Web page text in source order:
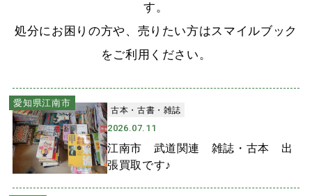
す。
処分にお困りの方や、売りたい方はスマイルブック
をご利用ください。
愛知県江南市
古本・古書・雑誌
2026.07.11
江南市 武道関連 雑誌・古本 出
張買取です♪